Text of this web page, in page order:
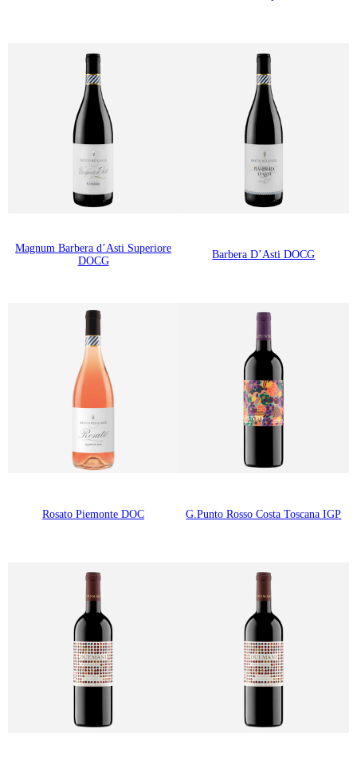
Magnum Barbera d’Asti Superiore
DOCG
Barbera D’Asti DOCG
Rosato Piemonte DOC G.Punto Rosso Costa Toscana IGP